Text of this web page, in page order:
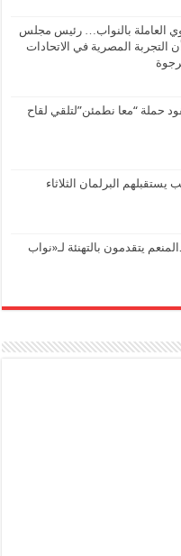
العاملة بالنواب… رئيس مجلس
التجربة المصرية في الاتحادات
حملة “معا نطمئن”لتلقي لقاح
أول 100 نائب يستقبلهم البرلمان الثلاثاء
يتقدمون بالتهنئة لـ«نواب